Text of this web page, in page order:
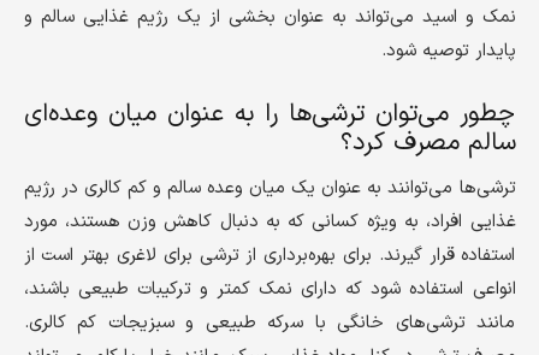
نمک و اسید می‌تواند به عنوان بخشی از یک رژیم غذایی سالم و
پایدار توصیه شود.
چطور می‌توان ترشی‌ها را به عنوان میان وعده‌ای
سالم مصرف کرد؟
ترشی‌ها می‌توانند به عنوان یک میان وعده سالم و کم کالری در رژیم
غذایی افراد، به ویژه کسانی که به دنبال کاهش وزن هستند، مورد
استفاده قرار گیرند. برای بهره‌برداری از ترشی برای لاغری بهتر است از
انواعی استفاده شود که دارای نمک کمتر و ترکیبات طبیعی باشند،
مانند ترشی‌های خانگی با سرکه طبیعی و سبزیجات کم کالری.